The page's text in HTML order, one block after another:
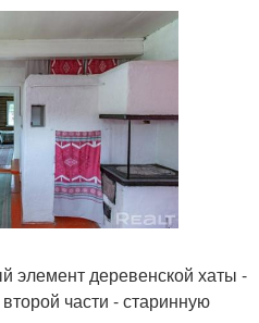
элемент деревенской хаты -
части - старинную